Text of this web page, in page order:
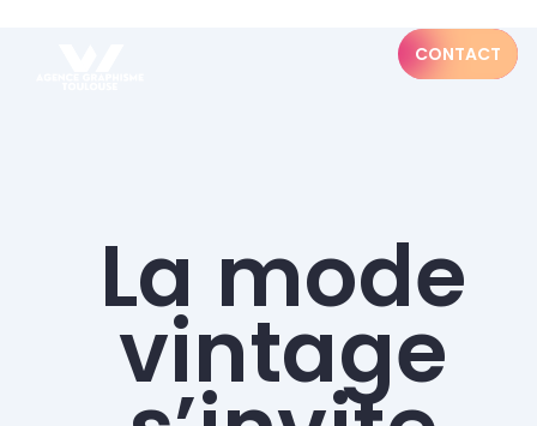
CONTACT
La mode
vintage